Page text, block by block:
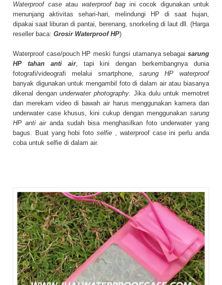
Waterproof caseatau waterproof bag ini cocok digunakan untuk
menunjang aktivitas sehari-hari, melindungi HP di saat hujan,
dipakai saat liburan di pantai, berenang, snorkeling di laut dll. (Harga
reseller baca: Grosir Waterproof HP)
Waterproof case/pouch HP meski fungsi utamanya sebagai sarung
HP tahan anti air, tapi kini dengan berkembangnya dunia
fotografi/videografi melalui smartphone,sarung HP waterproof
banyak digunakan untuk mengambil foto di dalam air atau biasanya
dikenal denganunderwater photography. Jika dulu untuk memotret
dan merekam video di bawah air harus menggunakan kamera dan
underwater case khusus, kini cukup dengan menggunakan sarung
HP anti airanda sudah bisa menghasilkan foto underwater yang
bagus. Buat yang hobi fotoselfie , waterproof case ini perlu anda
coba untuk selfie di dalam air.